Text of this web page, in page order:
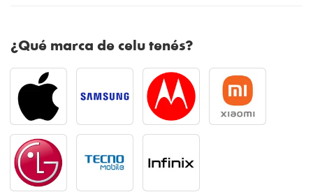
¿Qué marca de celu tenés?